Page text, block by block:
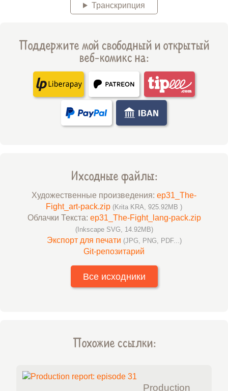
Транскрипция
Поддержите мой свободный и открытый
веб-комикс на:
Ихсодные файлы:
Художественные произведения: ep31_The-
Fight_art-pack.zip (Krita KRA, 925.92MB )
Облачки Текста: ep31_The-Fight_lang-pack.zip
(Inkscape SVG, 14.92MB)
Экспорт для печати (JPG, PNG, PDF...)
Git-репозитарий
Все исходники
Похожие ссылки:
Production